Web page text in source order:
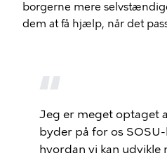
borgerne mere
dem at få hjælp, når det
Jeg er meget optaget
byder på for os
hvordan vi kan udvikle